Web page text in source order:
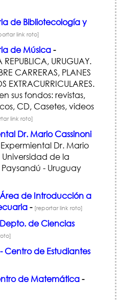
de Bibliotecología y
link roto]
de Música-
REPUBLICA, URUGUAY.
CARRERAS, PLANES
EXTRACURRICULARES.
sus fondos: revistas,
CD, Casetes, videos
link roto]
Dr. Mario Cassinoni
Dr. Mario
Universidad de la
- Uruguay
de Introducción a
- [reportar link roto]
de Ciencias
Centro de Estudiantes
de Matemática-